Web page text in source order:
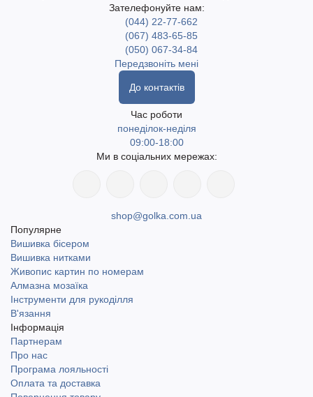
Зателефонуйте нам:
(044) 22-77-662
(067) 483-65-85
(050) 067-34-84
Передзвоніть мені
До контактів
Час роботи
понеділок-неділя
09:00-18:00
Ми в соціальних мережах:
shop@golka.com.ua
Популярне
Вишивка бісером
Вишивка нитками
Живопис картин по номерам
Алмазна мозаїка
Інструменти для рукоділля
В'язання
Інформація
Партнерам
Про нас
Програма лояльності
Оплата та доставка